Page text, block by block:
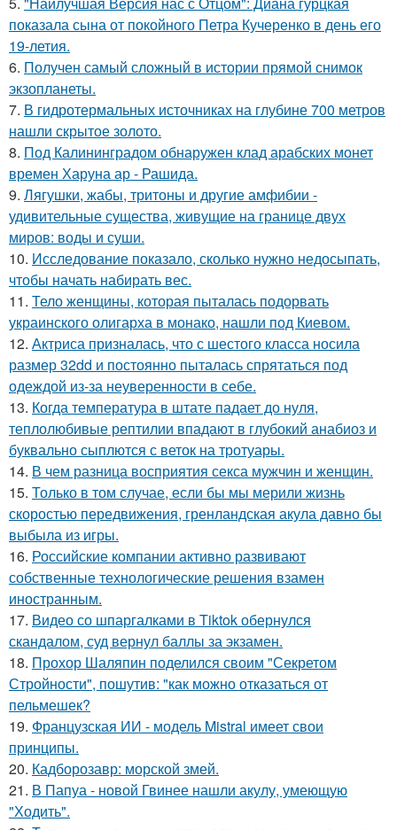
показала сына от покойного Петра Кучеренко в день его
19-летия.
6. Получен самый сложный в истории прямой снимок
экзопланеты.
7. В гидротермальных источниках на глубине 700 метров
нашли скрытое золото.
8. Под Калининградом обнаружен клад арабских монет
времен Харуна ар - Рашида.
9. Лягушки, жабы, тритоны и другие амфибии -
удивительные существа, живущие на границе двух
миров: воды и суши.
10. Исследование показало, сколько нужно недосыпать,
чтобы начать набирать вес.
11. Тело женщины, которая пыталась подорвать
украинского олигарха в монако, нашли под Киевом.
12. Актриса призналась, что с шестого класса носила
размер 32dd и постоянно пыталась спрятаться под
одеждой из-за неуверенности в себе.
13. Когда температура в штате падает до нуля,
теплолюбивые рептилии впадают в глубокий анабиоз и
буквально сыплются с веток на тротуары.
14. В чем разница восприятия секса мужчин и женщин.
15. Только в том случае, если бы мы мерили жизнь
скоростью передвижения, гренландская акула давно бы
выбыла из игры.
16. Российские компании активно развивают
собственные технологические решения взамен
иностранным.
17. Видео со шпаргалками в Tiktok обернулся
скандалом, суд вернул баллы за экзамен.
18. Прохор Шаляпин поделился своим "Секретом
Стройности", пошутив: "как можно отказаться от
пельмешек?
19. Французская ИИ - модель Mistral имеет свои
принципы.
20. Кадборозавр: морской змей.
21. В Папуа - новой Гвинее нашли акулу, умеющую
"Ходить".